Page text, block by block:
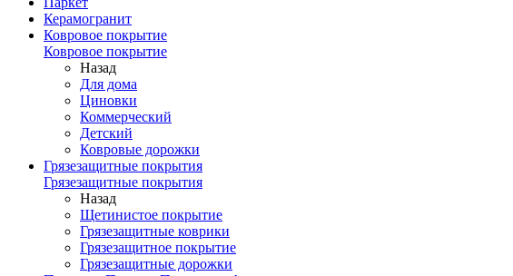
Керамогранит
Ковровое покрытие
Ковровое покрытие
Назад
Для дома
Циновки
Коммерческий
Детский
Ковровые дорожки
Грязезащитные покрытия
Грязезащитные покрытия
Назад
Щетинистое покрытие
Грязезащитные коврики
Грязезащитное покрытие
Грязезащитные дорожки